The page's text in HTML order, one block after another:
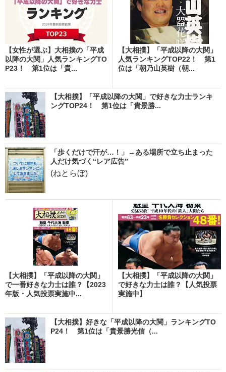
【女性が選ぶ】大相撲の「平成
以降の大関」人気ランキングTO
P23！ 第1位は「貴...
【大相撲】「平成以降の大関」
人気ランキングTOP22！ 第1
位は「朝乃山英樹（朝...
【大相撲】「平成以降の大関」で好きな力士ランキ
ングTOP24！ 第1位は「貴景勝...
「歩くだけで汗が…！」→ある場所で立ち止まった
人だけ気づく“レア広告”
(ねとらぼ)
【大相撲】「平成以降の大関」
で一番好きな力士は誰？【2023
年版・人気投票実施中...
【大相撲】「平成以降の大関」
で好きな力士は誰？【人気投票
実施中】
【大相撲】好きな「平成以降の大関」ランキングTO
P24！ 第1位は「貴景勝光信（...